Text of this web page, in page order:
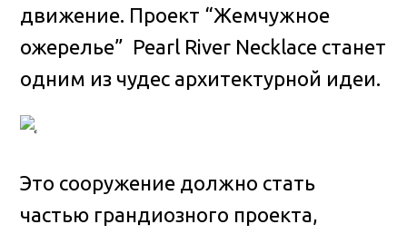
движение. Проект “Жемчужное
ожерелье” Pearl River Necklace станет
одним из чудес архитектурной идеи.
Это сооружение должно стать
частью грандиозного проекта,